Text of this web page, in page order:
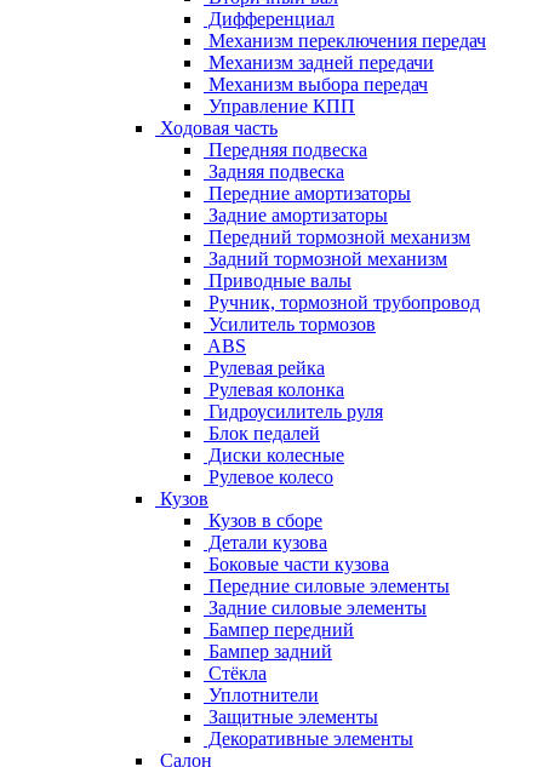
Дифференциал
Механизм переключения передач
Механизм задней передачи
Механизм выбора передач
Управление КПП
Ходовая часть
Передняя подвеска
Задняя подвеска
Передние амортизаторы
Задние амортизаторы
Передний тормозной механизм
Задний тормозной механизм
Приводные валы
Ручник, тормозной трубопровод
Усилитель тормозов
ABS
Рулевая рейка
Рулевая колонка
Гидроусилитель руля
Блок педалей
Диски колесные
Рулевое колесо
Кузов
Кузов в сборе
Детали кузова
Боковые части кузова
Передние силовые элементы
Задние силовые элементы
Бампер передний
Бампер задний
Стёкла
Уплотнители
Защитные элементы
Декоративные элементы
Салон